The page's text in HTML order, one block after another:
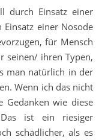
durch Einsatz einer
einer Nosode
für Mensch
seinen/ ihren Typen,
man natürlich in der
Wenn ich das nicht
Gedanken wie diese
Das ist ein riesiger
schädlicher, als es